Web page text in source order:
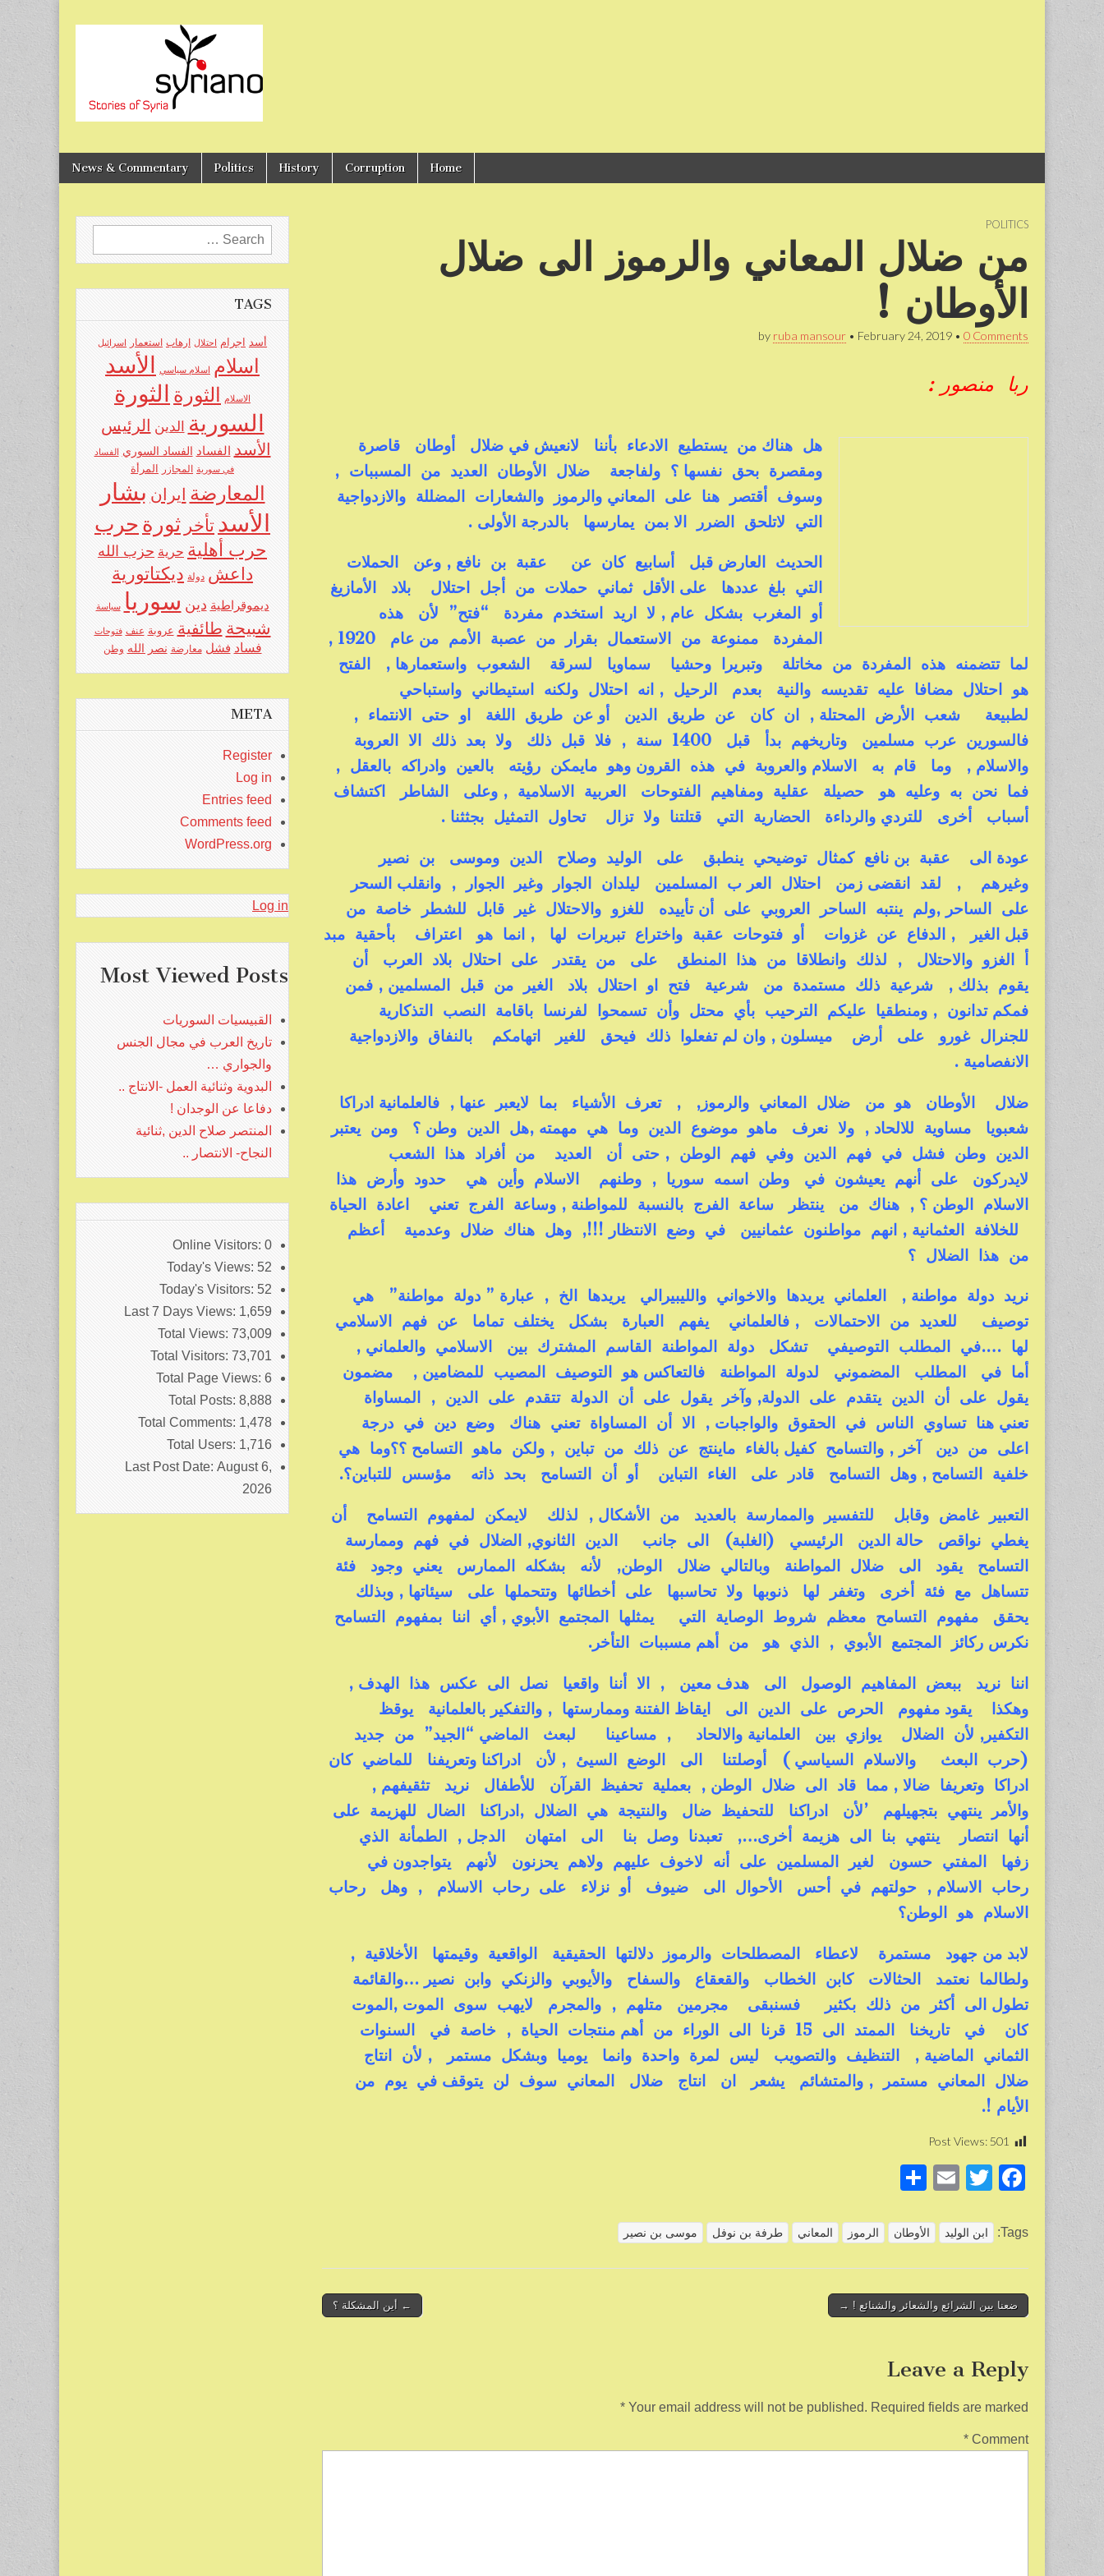
syriano
menu
Home
Corruption
History
Politics
News & Commentary
POLITICS
من ضلال المعاني والرموز الى ضلال
الأوطان !
by ruba mansour • February 24, 2019 • 0 Comments
ربا منصور :
هل هناك من يستطيع الادعاء بأننا لانعيش في ضلال أوطان قاصرة
ومقصرة بحق نفسها ؟ ولفاجعة ضلال الأوطان العديد من المسببات ,
وسوف أقتصر هنا على المعاني والرموز والشعارات المضللة والازدواجية
التي لاتلحق الضرر الا بمن يمارسها بالدرجة الأولى .
الحديث العارض قبل أسابيع كان عن عقبة بن نافع , وعن الحملات
التي بلغ عددها على الأقل ثماني حملات من أجل احتلال بلاد الأمازيغ
أو المغرب بشكل عام , لا اريد استخدم مفردة “فتح” لأن هذه
المفردة ممنوعة من الاستعمال بقرار من عصبة الأمم من عام 1920 ,
لما تتضمنه هذه المفردة من مخاتلة وتبريرا وحشيا سماويا لسرقة الشعوب واستعمارها , الفتح
هو احتلال مضافا عليه تقديسه والنية بعدم الرحيل , انه احتلال ولكنه استيطاني واستباحي
لطبيعة شعب الأرض المحتلة , ان كان عن طريق الدين أو عن طريق اللغة او حتى الانتماء ,
فالسورين عرب مسلمين وتاريخهم بدأ قبل 1400 سنة , فلا قبل ذلك ولا بعد ذلك الا العروبة
والاسلام , وما قام به الاسلام والعروبة في هذه القرون وهو مايمكن رؤيته بالعين وادراكه بالعقل ,
فما نحن به وعليه هو حصيلة عقلية ومفاهيم الفتوحات العربية الاسلامية , وعلى الشاطر اكتشاف
أسباب أخرى للتردي والرداءة الحضارية التي قتلتنا ولا تزال تحاول التمثيل بجثثنا .
عودة الى عقبة بن نافع كمثال توضيحي ينطبق على الوليد وصلاح الدين وموسى بن نصير
وغيرهم , لقد انقضى زمن احتلال العر ب المسلمين ليلدان الجوار وغير الجوار , وانقلب السحر
على الساحر ,ولم ينتبه الساحر العروبي على أن تأييده للغزو والاحتلال غير قابل للشطر خاصة من
قبل الغير , الدفاع عن غزوات أو فتوحات عقبة واختراع تبريرات لها , انما هو اعتراف بأحقية مبد
أ الغزو والاحتلال , لذلك وانطلاقا من هذا المنطق على من يقتدر على احتلال بلاد العرب أن
يقوم بذلك , شرعية ذلك مستمدة من شرعية فتح او احتلال بلاد الغير من قبل المسلمين , فمن
فمكم تدانون , ومنطقيا عليكم الترحيب بأي محتل وأن تسمحوا لفرنسا باقامة النصب التذكارية
للجنرال غورو على أرض ميسلون , وان لم تفعلوا ذلك فيحق للغير اتهامكم بالنفاق والازدواجية
الانفصامية .
ضلال الأوطان هو من ضلال المعاني والرموز, , تعرف الأشياء بما لايعبر عنها , فالعلمانية ادراكا
شعبويا مساوية للالحاد , ولا نعرف ماهو موضوع الدين وما هي مهمته ,هل الدين وطن ؟ ومن يعتبر
الدين وطن فشل في فهم الدين وفي فهم الوطن , حتى أن العديد من أفراد هذا الشعب
لايدركون على أنهم يعيشون في وطن اسمه سوريا , وطنهم الاسلام وأين هي حدود وأرض هذا
الاسلام الوطن ؟ , هناك من ينتظر ساعة الفرج بالنسبة للمواطنة , وساعة الفرج تعني اعادة الحياة
للخلافة العثمانية , انهم مواطنون عثمانيين في وضع الانتظار !!!, وهل هناك ضلال وعدمية أعظم
من هذا الضلال ؟
نريد دولة مواطنة , العلماني يريدها والاخواني والليبيرالي يريدها الخ , عبارة ” دولة مواطنة” هي
توصيف للعديد من الاحتمالات , فالعلماني يفهم العبارة بشكل يختلف تماما عن فهم الاسلامي
لها ….في المطلب التوصيفي تشكل دولة المواطنة القاسم المشترك بين الاسلامي والعلماني ,
أما في المطلب المضموني لدولة المواطنة فالتعاكس هو التوصيف المصيب للمضامين , مضمون
يقول على أن الدين يتقدم على الدولة, وآخر يقول على أن الدولة تتقدم على الدين , المساواة
تعني هنا تساوي الناس في الحقوق والواجبات , الا أن المساواة تعني هناك وضع دين في درجة
اعلى من دين آخر , والتسامح كفيل بالغاء ماينتج عن ذلك من تباين , ولكن ماهو التسامح ؟؟وما هي
خلفية التسامح , وهل التسامح قادر على الغاء التباين أو أن التسامح بحد ذاته مؤسس للتباين؟.
التعبير غامض وقابل للتفسير والممارسة بالعديد من الأشكال , لذلك لايمكن لمفهوم التسامح أن
يغطي نواقص حالة الدين الرئيسي (الغلبة) الى جانب الدين الثانوي, الضلال في فهم وممارسة
التسامح يقود الى ضلال المواطنة وبالتالي ضلال الوطن, لأنه بشكله الممارس يعني وجود فئة
تتساهل مع فئة أخرى وتغفر لها ذنوبها ولا تحاسبها على أخطائها وتتحملها على سيئاتها , وبذلك
يحقق مفهوم التسامح معظم شروط الوصاية التي يمثلها المجتمع الأبوي , أي اننا بمفهوم التسامح
نكرس ركائز المجتمع الأبوي , الذي هو من أهم مسببات التأخر.
اننا نريد ببعض المفاهيم الوصول الى هدف معين , الا أننا واقعيا نصل الى عكس هذا الهدف ,
وهكذا يقود مفهوم الحرص على الدين الى ايقاظ الفتنة وممارستها , والتفكير بالعلمانية يوقظ
التكفير, لأن الضلال يوازي بين العلمانية والالحاد , مساعينا لبعث الماضي “الجيد” من جديد
(حرب البعث والاسلام السياسي ) أوصلتنا الى الوضع السيئ , لأن ادراكنا وتعريفنا للماضي كان
ادراكا وتعريفا ضالا , مما قاد الى ضلال الوطن , بعملية تحفيظ القرآن للأطفال نريد تثقيفهم ,
والأمر ينتهي بتجهيلهم ’لأن ادراكنا للتحفيظ ضال والنتيجة هي الضلال ,ادراكنا الضال للهزيمة على
أنها انتصار ينتهي بنا الى هزيمة أخرى…, تعبدنا وصل بنا الى امتهان الدجل , الطمأنة الذي
زفها المفتي حسون لغير المسلمين على أنه لاخوف عليهم ولاهم يحزنون لأنهم يتواجدون في
رحاب الاسلام , حولتهم في أحس الأحوال الى ضيوف أو نزلاء على رحاب الاسلام , وهل رحاب
الاسلام هو الوطن؟
لابد من جهود مستمرة لاعطاء المصطلحات والرموز دلالتها الحقيقية الواقعية وقيمتها الأخلاقية ,
ولطالما نعتمد الحثالات كابن الخطاب والقعقاع والسفاح والأيوبي والزنكي وابن نصير …والقائمة
تطول الى أكثر من ذلك بكثير فسنبقى مجرمين متلهم , والمجرم لايهب سوى الموت ,الموت
كان في تاريخنا الممتد الى 15 قرنا الى الوراء من أهم منتجات الحياة , خاصة في السنوات
الثماني الماضية , التنظيف والتصويب ليس لمرة واحدة وانما يوميا وبشكل مستمر , لأن انتاج
ضلال المعاني مستمر , والمتشائم يشعر ان انتاج ضلال المعاني سوف لن يتوقف في يوم من
الأيام !.
Post Views: 501
F
c
o
k
T
tt
E
ail
ar
Tags: ابن الوليد الأوطان الرموز المعاني طرفة بن نوفل موسى بن نصير
Post
← أين المشكلة ؟ ضعنا بين الشرائع والشعائر والشنائع ! →
Leave a Reply
Your email address will not be published. Required fields are marked
*
Comment
*
Search
for:
TAGS
أسد اجرام احتلال ارهاب استعمار اسرائيل
اسلام اسلام سياسي الأسد
الاسلام الثورة الثورة
السورية
الدين
الرئيس
الأسد
الفساد الفساد السوري الفساد
في سورية
المجازر المرأة
المعارضة ايران بشار
الأسد تأخر ثورة حرب
حرب أهلية حرية حزب الله
داعش دولة ديكتاتورية
ديموقراطية دين سوريا سياسة
شبيحة طائفية عروبة عنف فتوحات
فساد فشل معارضة نصر الله وطن
META
Register
Log in
Entries feed
Comments feed
WordPress.org
Log in
Most Viewed Posts
القبيسيات السوريات
تاريخ العرب في مجال الجنس
والجواري …
البدوية وثنائية العمل -الانتاج ..
دفاعا عن الوجدان !
المنتصر صلاح الدين ,ثنائية
النجاح- الانتصار ..
Online Visitors: 0
Today's Views: 52
Today's Visitors: 52
Last 7 Days Views: 1,659
Total Views: 73,009
Total Visitors: 73,701
Total Page Views: 6
Total Posts: 8,888
Total Comments: 1,478
Total Users: 1,716
Last Post Date: August 6,
2026